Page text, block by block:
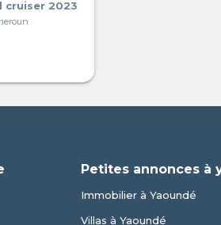
cruiser 2023
Petites annonces à
Immobilier à Yaoundé
Villas à Yaoundé